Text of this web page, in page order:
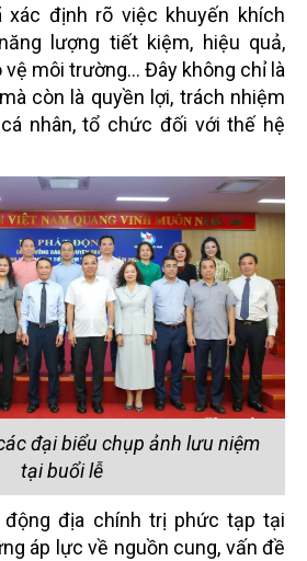
xác định rõ việc khuyến khích
lượng tiết kiệm, hiệu quả,
môi trường... Đây không chỉ là
còn là quyền lợi, trách nhiệm
nhân, tổ chức đối với thế hệ
đại biểu chụp ảnh lưu niệm
tại buổi lễ
động địa chính trị phức tạp tại
áp lực về nguồn cung, vấn đề